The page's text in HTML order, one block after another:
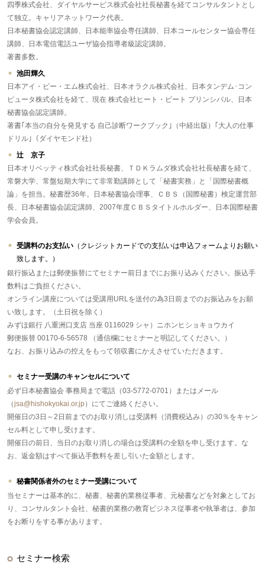
四季株式会社、ダイヤルサービス株式会社社長秘書を経てコンサルタントとし
て独立。キャリアネットワーク代表。
日本秘書協会認定講師、日本能率協会専任講師、日本コールセンター協会専任
講師、日本電信電話ユーザ協会指導者級認定講師。
著書多数。
池田輝久
日本アイ・ビー・エム株式会社、日本オラクル株式会社、日本タンデム･コン
ピュータ株式会社を経て、現在 株式会社ヒート・ビート プリンシパル、日本
秘書協会認定講師。
著書｢本当の自分を発見する 自己診断ワークブック｣（中経出版）｢大人の仕事
ドリル｣（ダイヤモンド社）
辻 京子
日本オリベッティ株式会社社長秘書、ＴＤＫラムダ株式会社社長秘書を経て、
常磐大学、常盤短期大学にて非常勤講師として「秘書実務」と「国際秘書概
論」を担当。秘書歴36年。日本秘書協会理事、ＣＢＳ（国際秘書）検定運営部
長、日本秘書協会認定講師、2007年度ＣＢＳタイトルホルダー、日本国際秘書
学会会員。
受講料のお支払い （クレジットカードでの支払いは申込フォームよりお願い
致します。）
銀行振込または郵便振替にてセミナー前日までにお振り込みください。振込手
数料はご負担ください。
オンライン講座については受講用URLを送付の為3日前までのお振込みをお願
い致します。（土日祝を除く）
みずほ銀行 八重洲口支店 当座 0116029 シャ）ニホンヒショキョウカイ
郵便振替 00170-6-56578 （通信欄にセミナーと明記してください。）
なお、お振り込みの控えをもって領収書にかえさせていただきます。
セミナー受講のキャンセルについて
必ず日本秘書協会 事務局まで電話（03-5772-0701）またはメール
（jsa@hishokyokai.or.jp）にてご連絡ください。
開催日の3日～2日前までのお取り消しは受講料（消費税込み）の30％をキャン
セル料として申し受けます。
開催日の前日、当日のお取り消しの場合は受講料の全額を申し受けます。な
お、返金額はすべて振込手数料を差し引いた金額とします。
秘書関係者外のセミナー受講について
当セミナーは基本的に、秘書、秘書的業務従事者、元秘書などを対象としてお
り、コンサルタント会社、秘書的業務の教育ビジネス従事者や執筆者は、参加
をお断りをする事があります。
セミナー検索